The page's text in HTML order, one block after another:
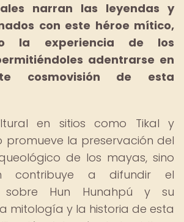
narran las leyendas y
con este héroe mítico,
la experiencia de los
adentrarse en
cosmovisión de esta
en sitios como Tikal y
promueve la preservación del
de los mayas, sino
contribuye a difundir el
sobre Hun Hunahpú y su
mitología y la historia de esta